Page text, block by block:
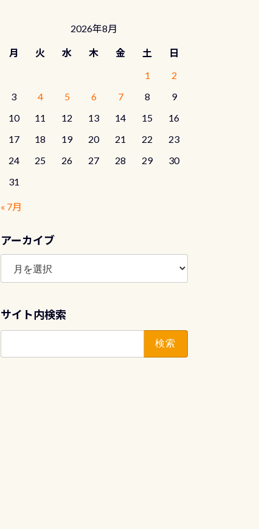
2026年8月
月 火 水 木 金 土
日
1
2
3
4 5 6 7 8
9
10
11 12 13 14 15
16
17
18 19 20 21 22
23
24
25 26 27 28 29
30
31
« 7月
アーカイブ
ア
カ
ブ
サイト内検索